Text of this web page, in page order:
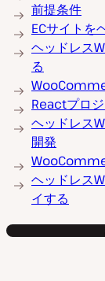
前提条件
ECサイトを
ヘッドレス
る
Reactプロ
ヘッドレス
開発
ヘッドレス
イする